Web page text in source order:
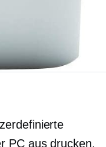
PC aus drucken.